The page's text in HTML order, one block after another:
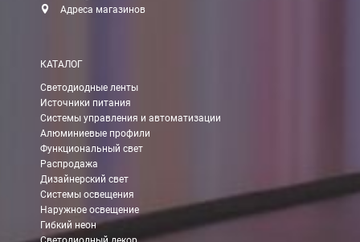
Адреса магазинов
КАТАЛОГ
Светодиодные ленты
Источники питания
Системы управления и автоматизации
Алюминиевые профили
Функциональный свет
Распродажа
Дизайнерский свет
Системы освещения
Наружное освещение
Гибкий неон